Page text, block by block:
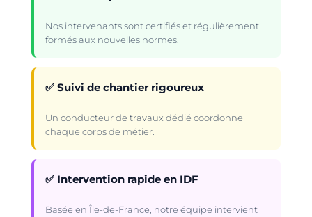
Nos intervenants sont certifiés et régulièrement
formés aux nouvelles normes.
✅ Suivi de chantier rigoureux
Un conducteur de travaux dédié coordonne
chaque corps de métier.
✅ Intervention rapide en IDF
Basée en Île-de-France, notre équipe intervient